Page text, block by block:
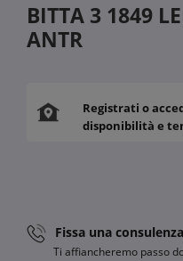
BITTA 3 1849
ANTR
Registrati o
disponibilità e
Fissa una consulenza
Ti affiancheremo passo